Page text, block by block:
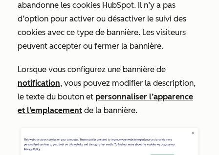
abandonne les cookies HubSpot. Il n’y a pas
d’option pour activer ou désactiver le suivi des
cookies avec ce type de bannière. Les visiteurs
peuvent accepter ou fermer la bannière.
Lorsque vous configurez une bannière de
notification, vous pouvez modifier la description,
le texte du bouton et personnaliser l’apparence
et l’emplacement de la bannière.